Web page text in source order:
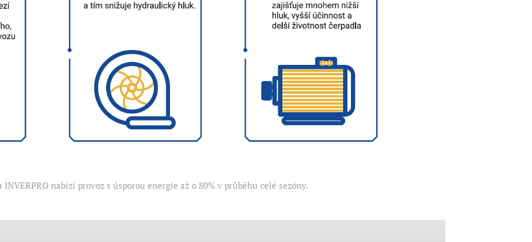
INVERPRO nabízí provoz s úsporou energie až o 80% v průběhu celé sezóny.